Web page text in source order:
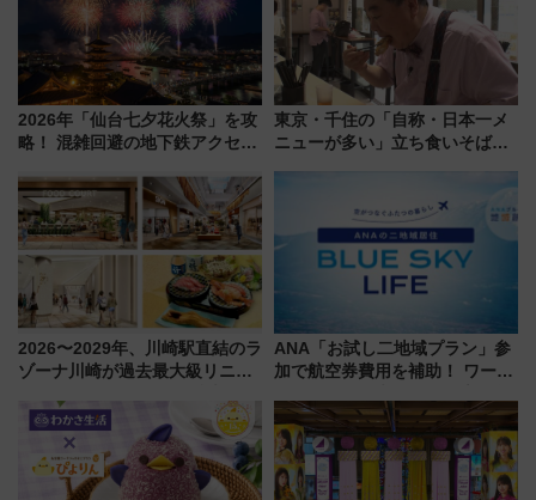
2026年「仙台七夕花火祭」を攻
略！ 混雑回避の地下鉄アクセス
火前に楽しむ仙台観光ルートま
で解説！
東京・千住の「自称・日本一メ
ニューが多い」立ち食いそば屋
7/27夜10時～放送
2026〜2029年、川崎駅直結のラ
ゾーナ川崎が過去最大級リニュ
「いつから何が変わるか」徹底
解説！
ANA「お試し二地域プラン」参
加で航空券費用を補助！ ワーケ
治体は？ 2026年は対象のエリア
が拡大！